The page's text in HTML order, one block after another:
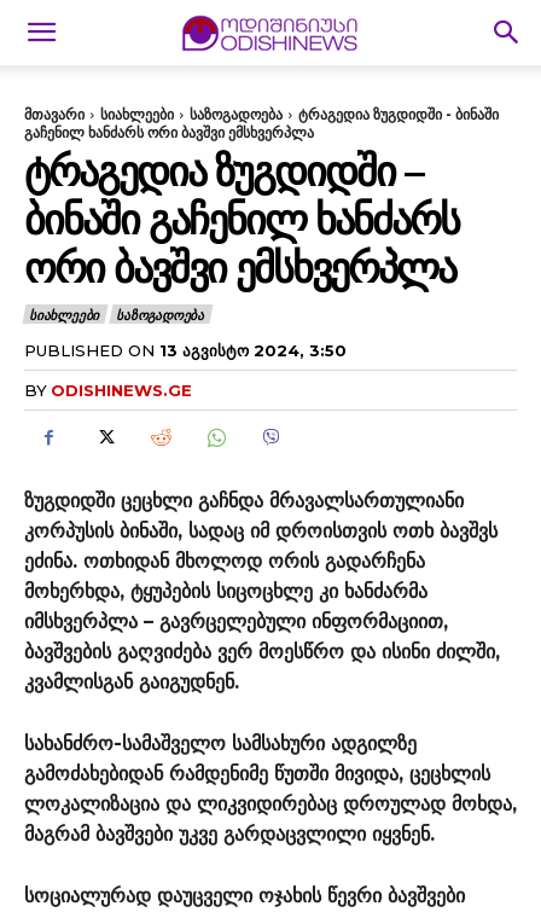
მთავარი სიახლეები საზოგადოება
ტრაგედია ზუგდიდში - ბინაში
გაჩენილ ხანძარს ორი ბავშვი ემსხვერპლა
ᲢᲠᲐᲒᲔᲓᲘᲐ ᲖᲣᲒᲓᲘᲓᲨᲘ –
ᲑᲘᲜᲐᲨᲘ ᲒᲐᲩᲔᲜᲘᲚ ᲮᲐᲜᲫᲐᲠᲡ
ᲝᲠᲘ ᲑᲐᲕᲨᲕᲘ ᲔᲛᲡᲮᲕᲔᲠᲞᲚᲐ
ᲡᲘᲐᲮᲚᲔᲔᲑᲘ ᲡᲐᲖᲝᲒᲐᲓᲝᲔᲑᲐ
PUBLISHED ON 13 ᲐᲒᲕᲘᲡᲢᲝ 2024, 3:50
BY ODISHINEWS.GE
ზუგდიდში ცეცხლი გაჩნდა მრავალსართულიანი
კორპუსის ბინაში, სადაც იმ დროისთვის ოთხ ბავშვს
ეძინა. ოთხიდან მხოლოდ ორის გადარჩენა
მოხერხდა, ტყუპების სიცოცხლე კი ხანძარმა
იმსხვერპლა – გავრცელებული ინფორმაციით,
ბავშვების გაღვიძება ვერ მოესწრო და ისინი ძილში,
კვამლისგან გაიგუდნენ.
სახანძრო-სამაშველო სამსახური ადგილზე
გამოძახებიდან რამდენიმე წუთში მივიდა, ცეცხლის
ლოკალიზაცია და ლიკვიდირებაც დროულად მოხდა,
მაგრამ ბავშვები უკვე გარდაცვლილი იყვნენ.
სოციალურად დაუცველი ოჯახის წევრი ბავშვები